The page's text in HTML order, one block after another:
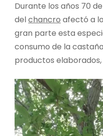
Durante los años 70
delchancro afectó a
gran parte esta
consumo de la
productos